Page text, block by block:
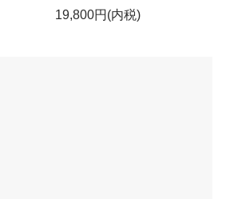
19,800円(内税)